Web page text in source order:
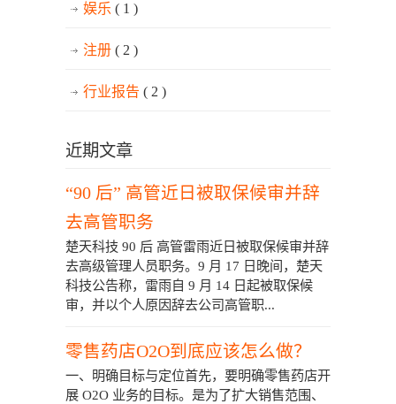
娱乐 ( 1 )
注册 ( 2 )
行业报告 ( 2 )
近期文章
“90 后” 高管近日被取保候审并辞
去高管职务
楚天科技 90 后 高管雷雨近日被取保候审并辞
去高级管理人员职务。9 月 17 日晚间，楚天
科技公告称，雷雨自 9 月 14 日起被取保候
审，并以个人原因辞去公司高管职...
零售药店O2O到底应该怎么做？
一、明确目标与定位首先，要明确零售药店开
展 O2O 业务的目标。是为了扩大销售范围、